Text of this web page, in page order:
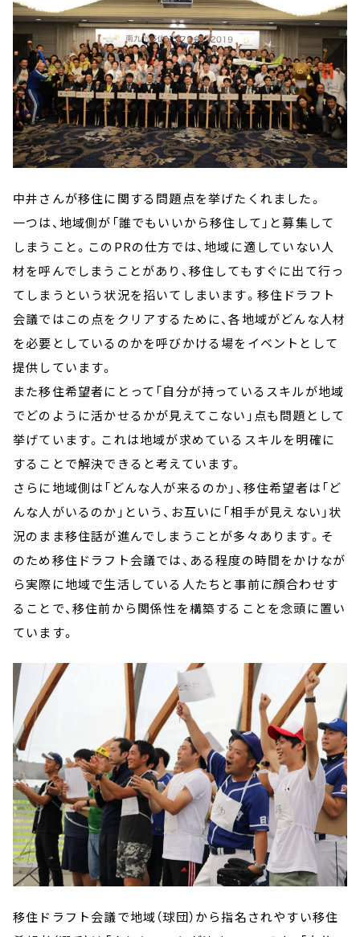
中井さんが移住に関する問題点を挙げたくれました。
一つは、地域側が「誰でもいいから移住して」と募集して
しまうこと。このPRの仕方では、地域に適していない人
材を呼んでしまうことがあり、移住してもすぐに出て行っ
てしまうという状況を招いてしまいます。移住ドラフト
会議ではこの点をクリアするために、各地域がどんな人材
を必要としているのかを呼びかける場をイベントとして
提供しています。
また移住希望者にとって「自分が持っているスキルが地域
でどのように活かせるかが見えてこない」点も問題として
挙げています。これは地域が求めているスキルを明確に
することで解決できると考えています。
さらに地域側は「どんな人が来るのか」、移住希望者は「ど
んな人がいるのか」という、お互いに「相手が見えない」状
況のまま移住話が進んでしまうことが多々あります。そ
のため移住ドラフト会議では、ある程度の時間をかけなが
ら実際に地域で生活している人たちと事前に顔合わせす
ることで、移住前から関係性を構築することを念頭に置い
ています。
移住ドラフト会議で地域（球団）から指名されやすい移住